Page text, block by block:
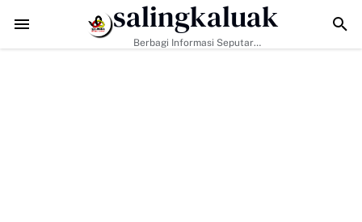
TMMD ke-129 Perkuat Ketangguhan Warga Buluh Kasok
salingkaluak
Berbagi Informasi Seputar